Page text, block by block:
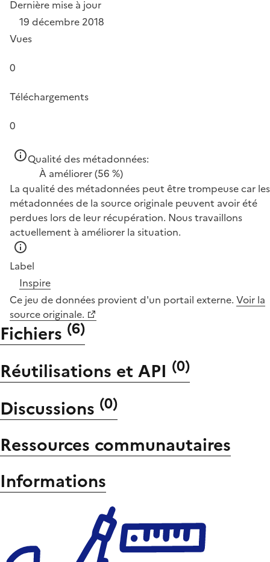
Dernière mise à jour
19 décembre 2018
Vues
0
Téléchargements
0
Qualité des métadonnées:
À améliorer(56 %)
La qualité des métadonnées peut être trompeuse car les
métadonnées de la source originale peuvent avoir été
perdues lors de leur récupération. Nous travaillons
actuellement à améliorer la situation.
Label
Inspire
Ce jeu de données provient d'un portail externe. Voir la
source originale.
Fichiers (6)
Réutilisations et API (0)
Discussions (0)
Ressources communautaires
Informations